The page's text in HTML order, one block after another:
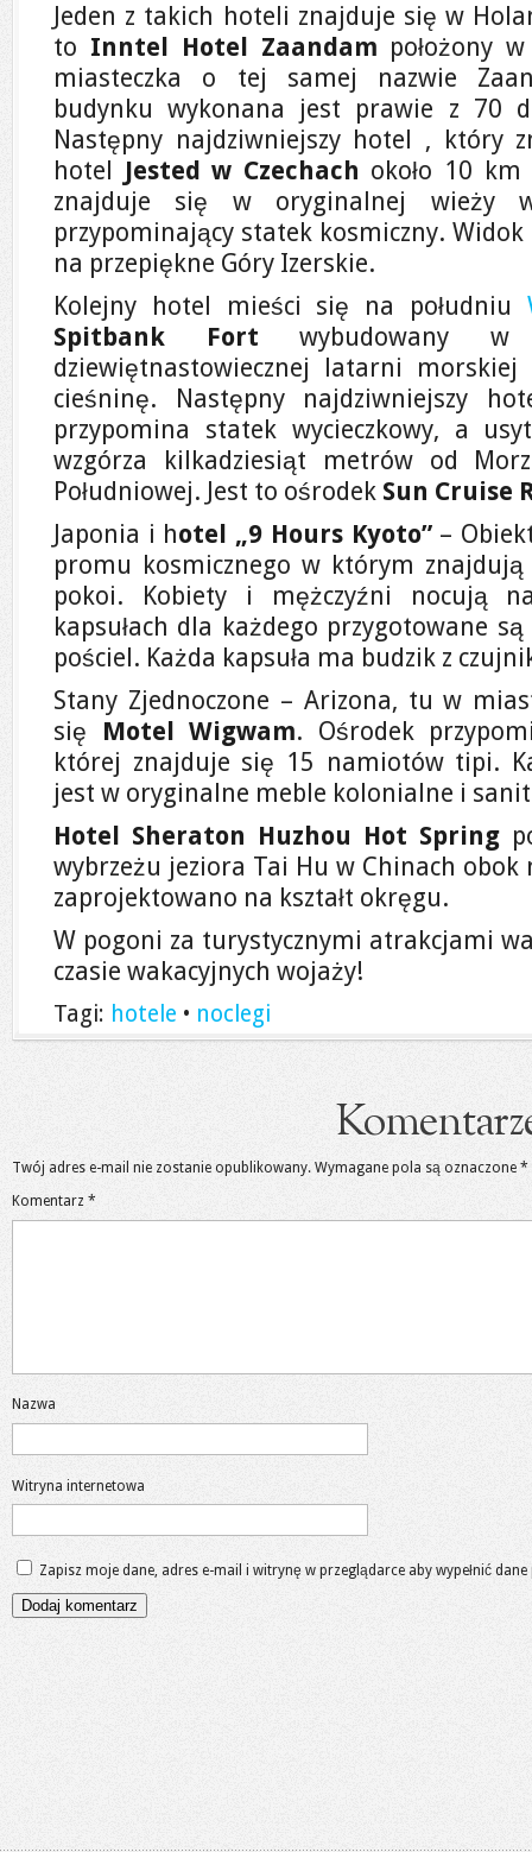
Jeden z takich hoteli znajduje się w
to Inntel Hotel Zaandam położony
miasteczka o tej samej nazwie
budynku wykonana jest prawie z 70
Następny najdziwniejszy hotel , który
hotel Jested w Czechach około 10
znajduje się w oryginalnej wieży w
przypominający statek kosmiczny.
na przepiękne Góry Izerskie.
Kolejny hotel mieści się na południu
Spitbank Fort wybudowany
dziewiętnastowiecznej latarni
cieśninę. Następny najdziwniejszy
przypomina statek wycieczkowy, a
wzgórza kilkadziesiąt metrów od
Południowej. Jest to ośrodek Sun Cruise
Japonia i hotel „9 Hours Kyoto”–
promu kosmicznego w którym znajdują
pokoi. Kobiety i mężczyźni nocują
kapsułach dla każdego przygotowane
pościel. Każda kapsuła ma budzik z
Stany Zjednoczone – Arizona, tu w
się Motel Wigwam. Ośrodek
której znajduje się 15 namiotów tipi.
jest w oryginalne meble kolonialne i
Hotel Sheraton Huzhou Hot Spring
wybrzeżu jeziora Tai Hu w Chinach
zaprojektowano na kształt okręgu.
W pogoni za turystycznymi atrakcjami
czasie wakacyjnych wojaży!
Tagi: hotele • noclegi
Twój adres e-mail nie zostanie opublikowany. Wymagane pola są oznaczone *
Komentarz *
Nazwa
Witryna internetowa
Zapisz moje dane, adres e-mail i witrynę w przeglądarce aby wypełnić